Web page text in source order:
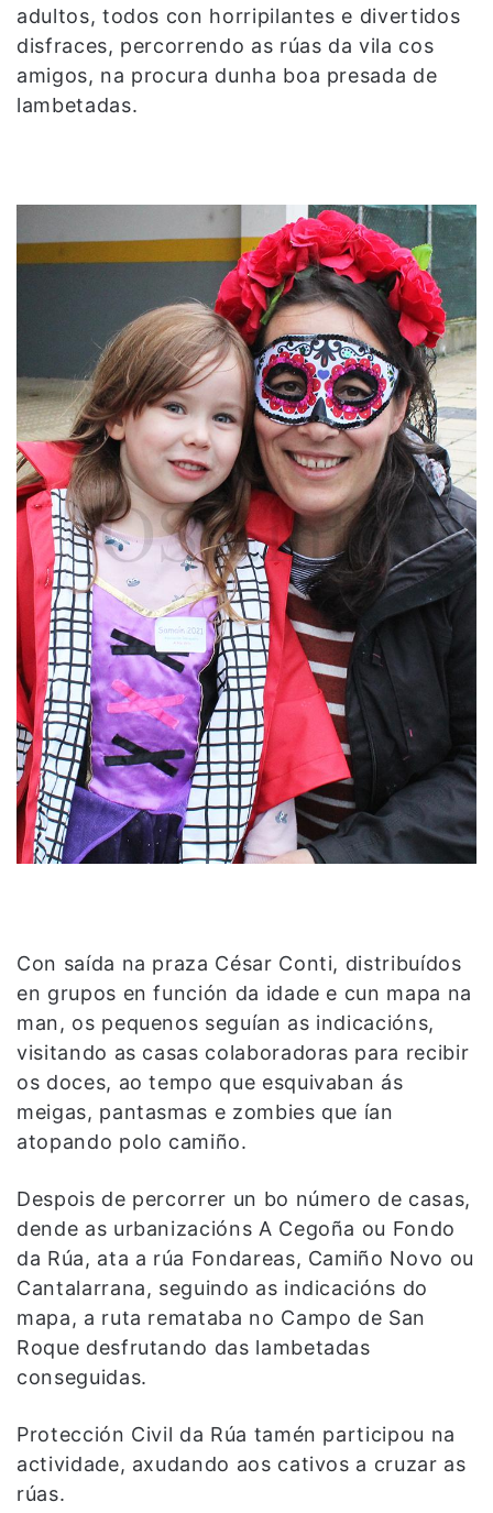
adultos, todos con horripilantes e divertidos
disfraces, percorrendo as rúas da vila cos
amigos, na procura dunha boa presada de
lambetadas.
Con saída na praza César Conti, distribuídos
en grupos en función da idade e cun mapa na
man, os pequenos seguían as indicacións,
visitando as casas colaboradoras para recibir
os doces, ao tempo que esquivaban ás
meigas, pantasmas e zombies que ían
atopando polo camiño.
Despois de percorrer un bo número de casas,
dende as urbanizacións A Cegoña ou Fondo
da Rúa, ata a rúa Fondareas, Camiño Novo ou
Cantalarrana, seguindo as indicacións do
mapa, a ruta remataba no Campo de San
Roque desfrutando das lambetadas
conseguidas.
Protección Civil da Rúa tamén participou na
actividade, axudando aos cativos a cruzar as
rúas.